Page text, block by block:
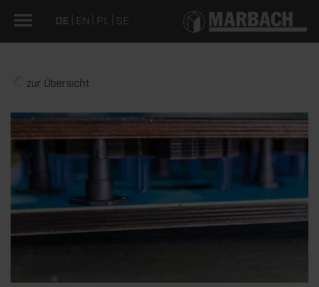
DE EN PL SE
zur Übersicht